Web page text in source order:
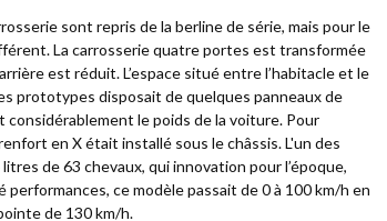
sont repris de la berline de série, mais pour le
La carrosserie quatre portes est transformée
est réduit. L’espace situé entre l’habitacle et le
prototypes disposait de quelques panneaux de
considérablement le poids de la voiture. Pour
en X était installé sous le châssis. L'un des
de 63 chevaux, qui innovation pour l’époque,
ce modèle passait de 0 à 100 km/h en
de 130 km/h.